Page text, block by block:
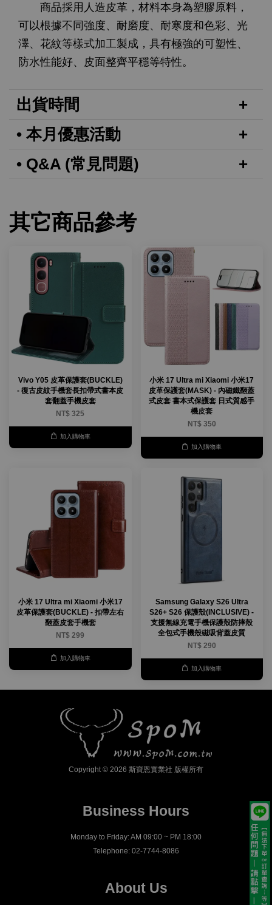
商品採用人造皮革，材料本身為塑膠原料，
可以根據不同強度、耐磨度、耐寒度和色彩、光
澤、花紋等樣式加工製成，具有極強的可塑性、
防水性能好、皮面整齊平穩等特性。
出貨時間
• 本月優惠活動
• Q&A (常見問題)
其它商品參考
Vivo Y05 皮革保護套(BUCKLE)
- 復古皮紋手機套長扣帶式書本皮
套翻蓋手機皮套
NT$ 325
加入購物車
小米 17 Ultra mi Xiaomi 小米17
皮革保護套(MASK) - 內磁鐵翻蓋
式皮套 書本式保護套 日式質感手
機皮套
NT$ 350
加入購物車
小米 17 Ultra mi Xiaomi 小米17
皮革保護套(BUCKLE) - 扣帶左右
翻蓋皮套手機套
NT$ 299
加入購物車
Samsung Galaxy S26 Ultra
S26+ S26 保護殼(INCLUSIVE) -
支援無線充電手機保護殼防摔殼
全包式手機殼磁吸背蓋皮質
NT$ 290
加入購物車
Copyright © 2026 斯寶恩實業社 版權所有
Business Hours
Monday to Friday: AM 09:00 ~ PM 18:00
Telephone: 02-7744-8086
About Us